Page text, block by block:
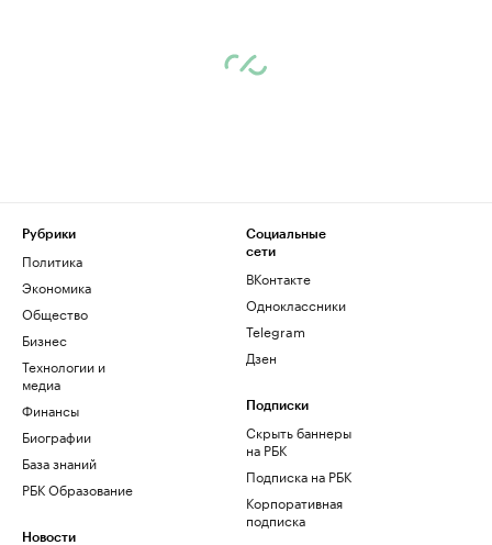
Рубрики
Политика
Экономика
Общество
Бизнес
Технологии и
медиа
Финансы
Биографии
База знаний
РБК Образование
Новости
Социальные
сети
ВКонтакте
Одноклассники
Telegram
Дзен
Подписки
Скрыть баннеры
на РБК
Подписка на РБК
Корпоративная
подписка